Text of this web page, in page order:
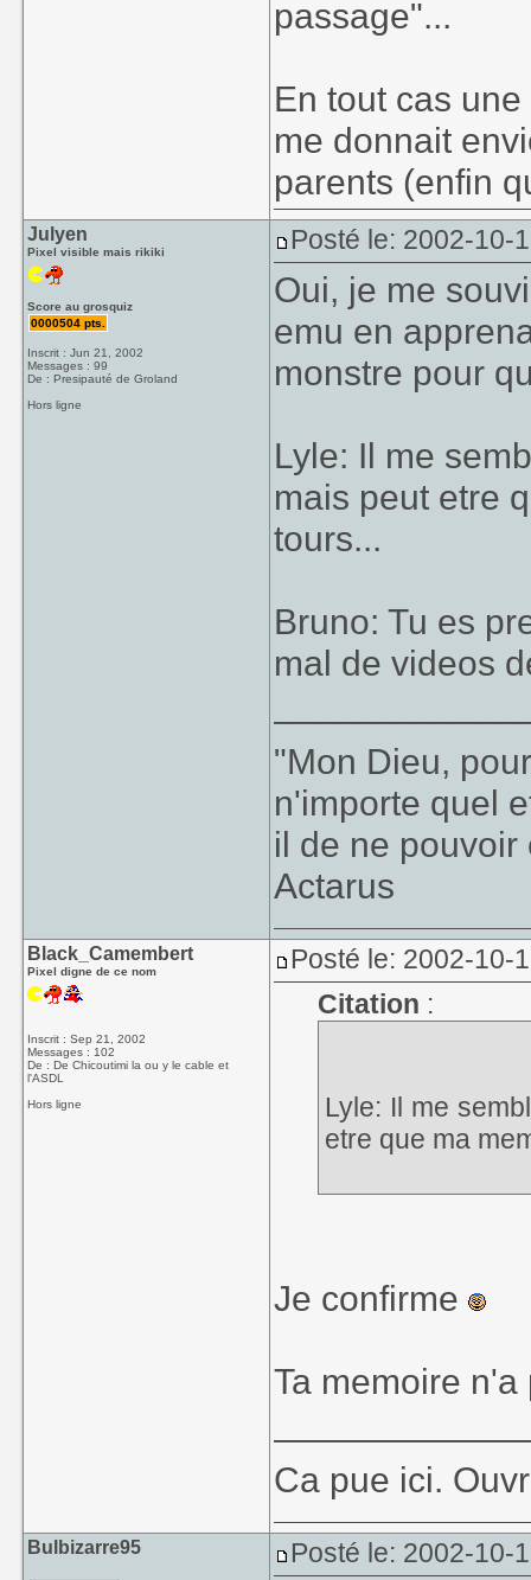
passage"...
En tout cas
me donnait
parents (enfin
Julyen
Pixel visible mais rikiki
Score au grosquiz
0000504 pts.
Inscrit : Jun 21, 2002
Messages : 99
De : Presipauté de Groland
Hors ligne
Posté le: 2002-10-
Oui, je me
emu en
monstre pour
Lyle: Il me
mais peut etre
tours...
Bruno: Tu es
mal de videos
"Mon Dieu,
n'importe quel
il de ne
Actarus
Black_Camembert
Pixel digne de ce nom
Inscrit : Sep 21, 2002
Messages : 102
De : De Chicoutimi la ou y le cable et
l'ASDL
Hors ligne
Posté le: 2002-10-
Citation :
Lyle: Il me
etre que ma
Je confirme
Ta memoire
Ca pue ici.
Bulbizarre95 Posté le: 2002-10-